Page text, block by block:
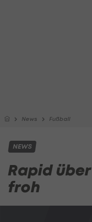
News Fußball
NEWS
Rapid
froh